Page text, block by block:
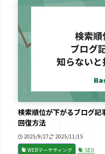
検索順位が下がるブログ記
回復方法
2025/9/27
2025/11/15
WEBマーケティング
SEO